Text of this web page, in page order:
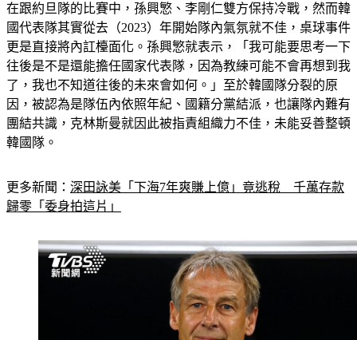
國代表隊其實從去（2023）年開始隊內氣氛就不佳，桌球事件
更是直接將內訌檯面化。孫興慜就表示，「我可能要思考一下
往後是不是還能擔任國家代表隊，因為教練可能不會再想到我
了，我也不知道往後的未來會如何。」至於韓國隊分裂的原
因，被認為是隊伍內依照年紀、國籍分黨結派，也讓隊內難有
團結共識，克林斯曼就因此被指責組織力不佳，未能妥善整頓
韓國隊。
歸零「委身拍這片」